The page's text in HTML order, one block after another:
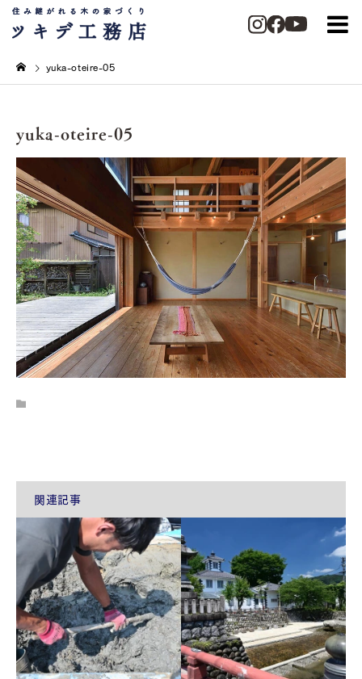
yuka-oteire-05
yuka-oteire-05
関連記事